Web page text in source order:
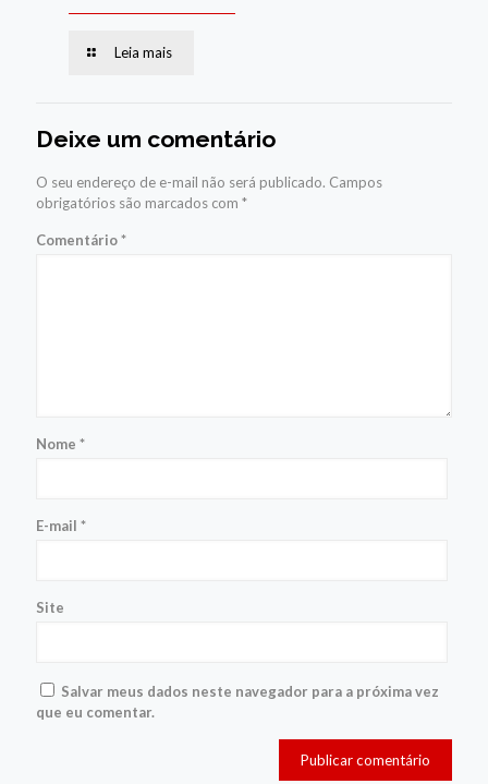
Leia mais
Deixe um comentário
O seu endereço de e-mail não será publicado. Campos
obrigatórios são marcados com *
Comentário*
Nome *
E-mail *
Site
Salvar meus dados neste navegador para a próxima vez
que eu comentar.